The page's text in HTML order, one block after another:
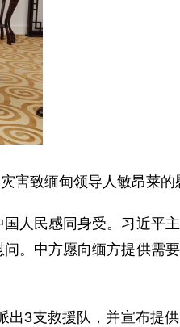
害致缅甸领导人敏昂莱的
人民感同身受。习近平
。中方愿向缅方提供需
出3支救援队，并宣布提